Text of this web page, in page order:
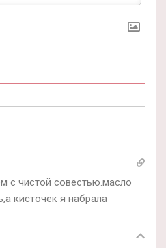
с чистой совестью.масло
кисточек я набрала